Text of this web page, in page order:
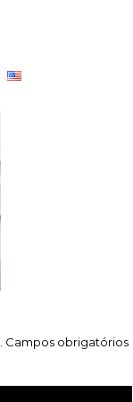
Campos obrigatórios